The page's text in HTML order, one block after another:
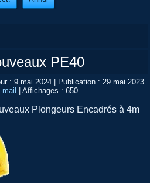
PE40
: 9 mai 2024 | Publication : 29 mai 2023
mail |Affichages : 650
Plongeurs Encadrés à 4m